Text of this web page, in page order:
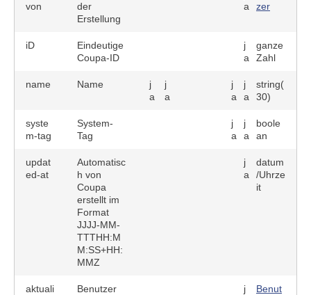
von
der
Erstellung
a
zer
iD
Eindeutige
Coupa-ID
j
a
ganze
Zahl
name Name
j
a
j
a
j
a
j
a
string(
30)
syste
m-tag
System-
Tag
j
a
j
a
boole
an
updat
ed-at
Automatisc
h von
Coupa
erstellt im
Format
JJJJ-MM-
TTTHH:M
M:SS+HH:
MMZ
j
a
datum
/Uhrze
it
aktuali
Benutzer
j
Benut